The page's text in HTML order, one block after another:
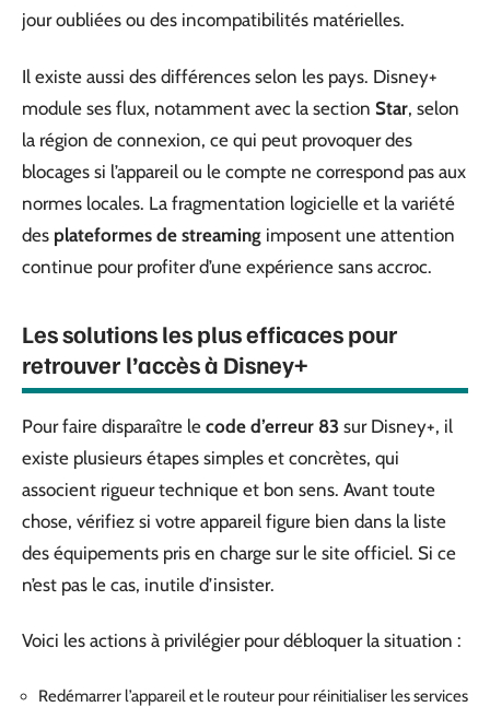
jour oubliées ou des incompatibilités matérielles.
Il existe aussi des différences selon les pays. Disney+
module ses flux, notamment avec la section Star, selon
la région de connexion, ce qui peut provoquer des
blocages si l’appareil ou le compte ne correspond pas aux
normes locales. La fragmentation logicielle et la variété
des plateformes de streaming imposent une attention
continue pour profiter d’une expérience sans accroc.
Les solutions les plus efficaces pour
retrouver l’accès à Disney+
Pour faire disparaître le code d’erreur 83 sur Disney+, il
existe plusieurs étapes simples et concrètes, qui
associent rigueur technique et bon sens. Avant toute
chose, vérifiez si votre appareil figure bien dans la liste
des équipements pris en charge sur le site officiel. Si ce
n’est pas le cas, inutile d’insister.
Voici les actions à privilégier pour débloquer la situation :
Redémarrer l’appareil et le routeur pour réinitialiser les services